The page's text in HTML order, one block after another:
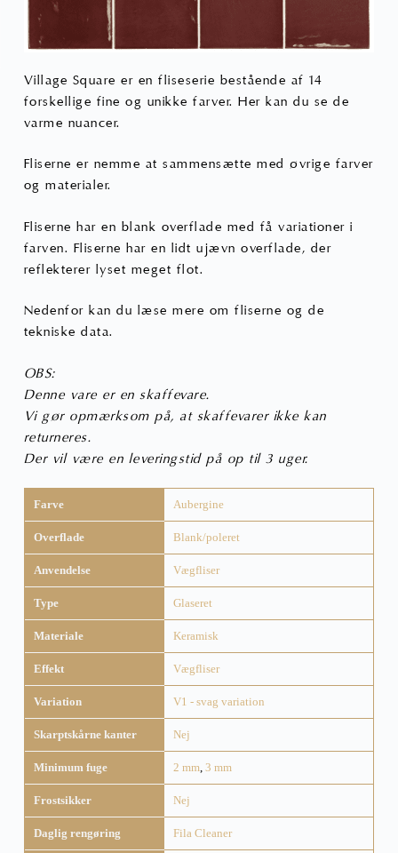
Village Square er en fliseserie bestående af 14
forskellige fine og unikke farver. Her kan du se de
varme nuancer.
Fliserne er nemme at sammensætte med øvrige farver
og materialer.
Fliserne har en blank overflade med få variationer i
farven. Fliserne har en lidt ujævn overflade, der
reflekterer lyset meget flot.
Nedenfor kan du læse mere om fliserne og de
tekniske data.
OBS:
Denne vare er en skaffevare.
Vi gør opmærksom på, at skaffevarer ikke kan
returneres.
Der vil være en leveringstid på op til 3 uger.
Farve Aubergine
Overflade Blank/poleret
Anvendelse Vægfliser
Type Glaseret
Materiale Keramisk
Effekt Vægfliser
Variation V1 - svag variation
Skarptskårne kanter Nej
Minimum fuge 2 mm 3 mm
Frostsikker Nej
Daglig rengøring Fila Cleaner